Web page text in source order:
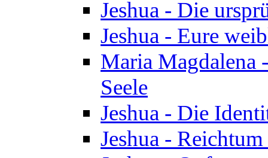
Jeshua - Die
Jeshua - Eure
Maria Magdalena
Seele
Jeshua - Die
Jeshua -